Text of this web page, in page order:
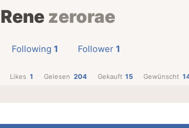
Renezerorae
Following 1 Follower 1
Likes 1 Gelesen 204 Gekauft 15 Gewünscht